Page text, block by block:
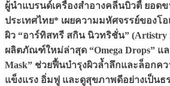
ผู้นำแบรนด์เครื่องสำอางคลีนบิวตี้ ยอด
ประเทศไทย* เผยความมหัศจรรย์ของ
ผิว “อาร์ทิสทรี สกิน นิวทริชั่น” (Artistry
ผลิตภัณฑ์ใหม่ล่าสุด “Omega Drops” แล
Mask” ช่วยฟื้นบำรุงผิวล้ำลึกและล็อกค
แข็งแรง อิ่มฟู และดูสุขภาพดีอย่างเป็นธ